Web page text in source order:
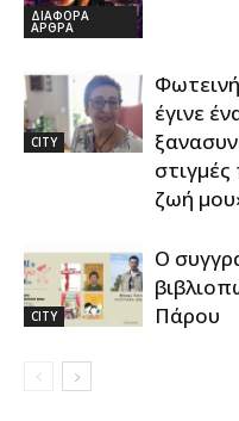
ΔΙΑΦΟΡΑ
ΑΡΘΡΑ
CITY
έγινε
ζωή
CITY
Ο
Πάρου